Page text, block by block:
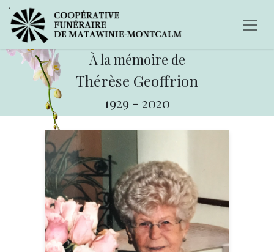
À la mémoire de
Thérèse Geoffrion
1929 - 2020